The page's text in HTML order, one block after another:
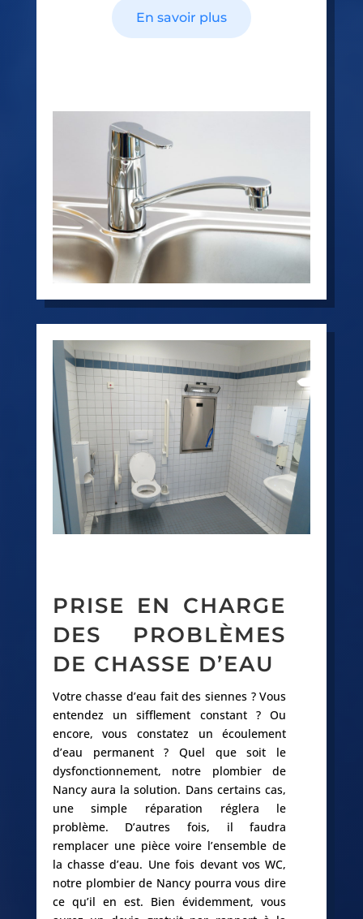
En savoir plus
PRISE EN CHARGE
DES PROBLÈMES
DE CHASSE D’EAU
Votre chasse d’eau fait des siennes ? Vous
entendez un sifflement constant ? Ou
encore, vous constatez un écoulement
d’eau permanent ? Quel que soit le
dysfonctionnement, notre plombier de
Nancy aura la solution. Dans certains cas,
une simple réparation réglera le
problème. D’autres fois, il faudra
remplacer une pièce voire l’ensemble de
la chasse d’eau. Une fois devant vos WC,
notre plombier de Nancy pourra vous dire
ce qu’il en est. Bien évidemment, vous